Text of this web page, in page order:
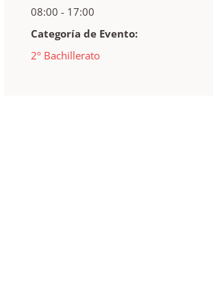
08:00 - 17:00
Categoría de Evento:
2º Bachillerato